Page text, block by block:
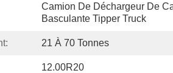
Camion De Déchargeur De
Basculante Tipper Truck
21 À 70 Tonnes
12.00R20